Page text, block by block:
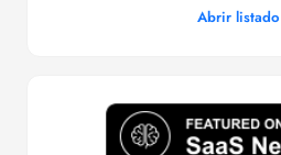
Abrir listado